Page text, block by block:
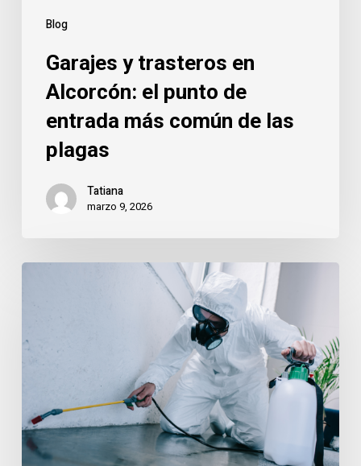
Blog
común
plagas
Garajes y trasteros en
Alcorcón: el punto de
entrada más común de las
plagas
Tatiana
marzo 9, 2026
Alcorcón:
por
apareciendo
más